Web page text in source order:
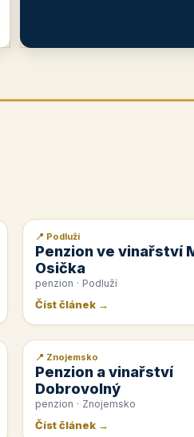
📰 PR článek
📍 Podluží
Penzion ve vinařství
Osička
penzion · Podluží
Číst článek →
📰 PR článek
📍 Znojemsko
Penzion a vinařství
Dobrovolný
penzion · Znojemsko
Číst článek →